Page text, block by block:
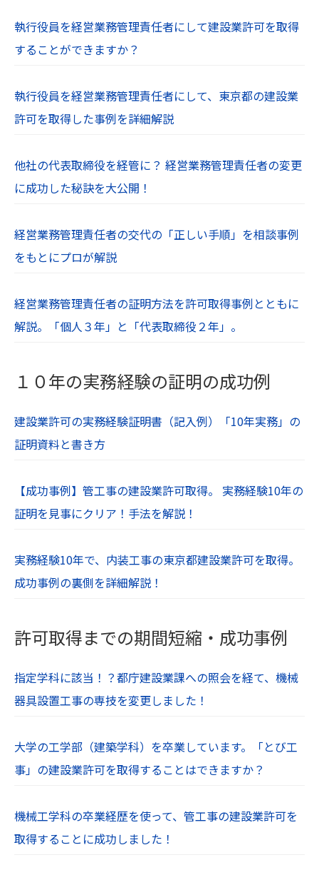
執行役員を経営業務管理責任者にして建設業許可を取得
することができますか？
執行役員を経営業務管理責任者にして、東京都の建設業
許可を取得した事例を詳細解説
他社の代表取締役を経管に？ 経営業務管理責任者の変更
に成功した秘訣を大公開！
経営業務管理責任者の交代の「正しい手順」を相談事例
をもとにプロが解説
経営業務管理責任者の証明方法を許可取得事例とともに
解説。「個人３年」と「代表取締役２年」。
１０年の実務経験の証明の成功例
建設業許可の実務経験証明書（記入例）「10年実務」の
証明資料と書き方
【成功事例】管工事の建設業許可取得。 実務経験10年の
証明を見事にクリア！手法を解説！
実務経験10年で、内装工事の東京都建設業許可を取得。
成功事例の裏側を詳細解説！
許可取得までの期間短縮・成功事例
指定学科に該当！？都庁建設業課への照会を経て、機械
器具設置工事の専技を変更しました！
大学の工学部（建築学科）を卒業しています。「とび工
事」の建設業許可を取得することはできますか？
機械工学科の卒業経歴を使って、管工事の建設業許可を
取得することに成功しました！